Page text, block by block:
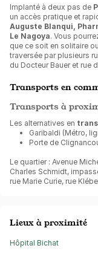
Implanté à deux pas de
un accès pratique et
Auguste Blanqui,
Le Nagoya. Vous
que ce soit en solitaire
traversée par plusieurs
du Docteur Bauer et rue
Transports en
Transports à
Les alternatives en
Garibaldi (Métro,
Porte de
Le quartier : Avenue
Charles Schmidt,
rue Marie Curie, rue
Lieux à proximité
Hôpital Bichat